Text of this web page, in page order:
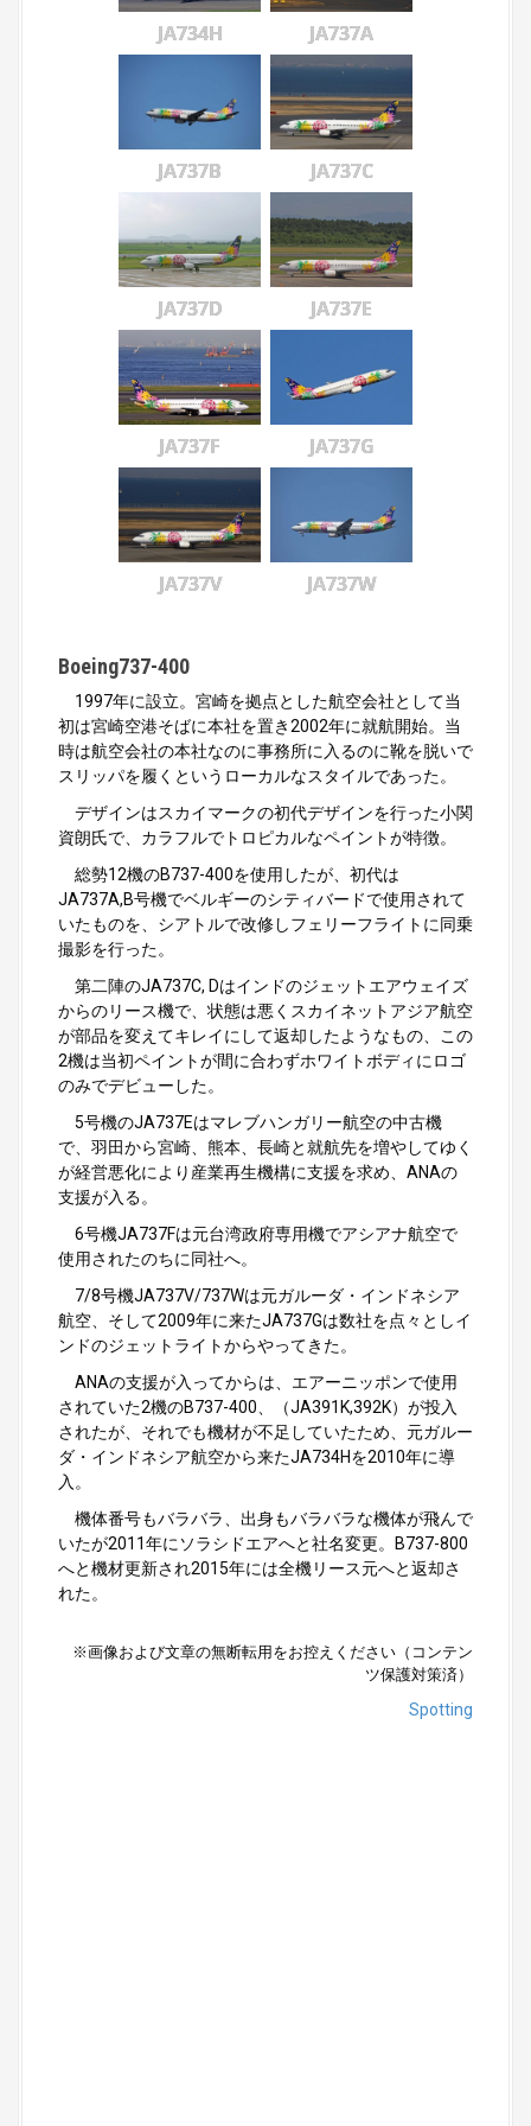
JA734H JA737A
JA737B JA737C
JA737D JA737E
JA737F JA737G
JA737V JA737W
Boeing737-400
1997年に設立。宮崎を拠点とした航空会社として当
初は宮崎空港そばに本社を置き2002年に就航開始。当
時は航空会社の本社なのに事務所に入るのに靴を脱いで
スリッパを履くというローカルなスタイルであった。
デザインはスカイマークの初代デザインを行った小関
資朗氏で、カラフルでトロピカルなペイントが特徴。
総勢12機のB737-400を使用したが、初代は
JA737A,B号機でベルギーのシティバードで使用されて
いたものを、シアトルで改修しフェリーフライトに同乗
撮影を行った。
第二陣のJA737C, Dはインドのジェットエアウェイズ
からのリース機で、状態は悪くスカイネットアジア航空
が部品を変えてキレイにして返却したようなもの、この
2機は当初ペイントが間に合わずホワイトボディにロゴ
のみでデビューした。
5号機のJA737Eはマレブハンガリー航空の中古機
で、羽田から宮崎、熊本、長崎と就航先を増やしてゆく
が経営悪化により産業再生機構に支援を求め、ANAの
支援が入る。
6号機JA737Fは元台湾政府専用機でアシアナ航空で
使用されたのちに同社へ。
7/8号機JA737V/737Wは元ガルーダ・インドネシア
航空、そして2009年に来たJA737Gは数社を点々としイ
ンドのジェットライトからやってきた。
ANAの支援が入ってからは、エアーニッポンで使用
されていた2機のB737-400、（JA391K,392K）が投入
されたが、それでも機材が不足していたため、元ガルー
ダ・インドネシア航空から来たJA734Hを2010年に導
入。
機体番号もバラバラ、出身もバラバラな機体が飛んで
いたが2011年にソラシドエアへと社名変更。B737-800
へと機材更新され2015年には全機リース元へと返却さ
れた。
※画像および文章の無断転用をお控えください（コンテン
ツ保護対策済）
Spotting